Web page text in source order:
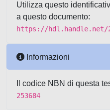
Utilizza questo
a questo documento:
https://hdl.handle.net/
Informazioni
Il codice NBN di questa
253684